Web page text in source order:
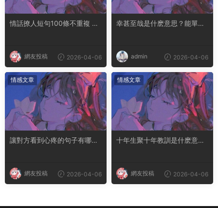
情話撩人短句100條不重複 土
網友投稿 2026-04-06
幸甚至哉是什麽意思？能單獨
admin 2026-04-06
情感文章
讓對方看到心疼的句子有哪
網友投稿 2026-04-06
情感文章
十年生聚十年教訓是什麽意思
網友投稿 2026-04-06